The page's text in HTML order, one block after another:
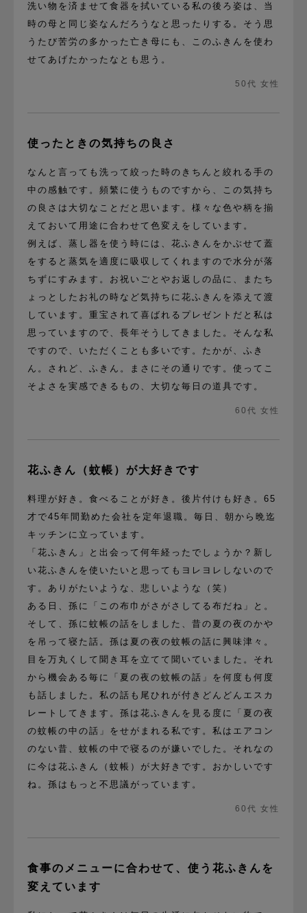
洗い物を済ませて食器を拭いている私の後ろ姿は、当
時の母と同じ姿なんだろうなと思ったりする。そう思
うたび苦労の多かった亡き母にも、このふきんを使わ
せてあげたかったなとも思う。
50代 女性
使ったときの気持ちの良さ
なんと言っても洗って絞った時のきちんと絞れる手の
中の感触です。頻繁に使うものですから、この気持ち
の良さは大切なことだと思います。様々な色や柄を揃
えておいて用途に合わせて色変えをしています。
例えば、蒸し器を使う時には、花ふきんをかぶせて蓋
をすると蒸気を適度に吸収してくれますので水分が落
ちずにすみます。お祝いごとやお返しの品に、またち
ょっとしたお礼の時など気持ちに花ふきんを添えて渡
しています。重宝されて喜ばれるプレゼントだと私は
思っていますので、長年そうしてきました。そんな私
ですので、いただくことも多いです。たかが、ふき
ん。されど、ふきん。まさにその通りです。使ってこ
そよさを実感できるもの、大切な毎日の道具です。
60代 女性
花ふきん（蚊帳）が大好きです
料理が好き。食べることが好き。後片付けも好き。65
才で45年間勤めた会社を定年退職。毎日、朝から晩迄
キッチンに立っています。
「花ふきん」と出会って何年経ったでしょうか？新し
い花ふきんを使いたいと思ってもヨレヨレしないので
す。ありがたいような、悲しいような（笑）
ある日、孫に「この布巾がさがさしてる布だね」と。
そして、孫に蚊帳の話をしました、昔の夏の夜のかや
を吊って寝た話。孫は夏の夜の蚊帳の話に興味津々。
目を万丸くして聞き耳を立てて聞いていました。それ
から機会ある毎に「夏の夜の蚊帳の話」を何度も何度
も話しました。私の話も尾ひれが付きどんどんエスカ
レートしてきます。孫は花ふきんを見る度に「夏の夜
の蚊帳の中の話」をせがまれる私です。私はエアコン
のない昔、蚊帳の中で寝るのが嫌いでした。それなの
に今は花ふきん（蚊帳）が大好きです。おかしいです
ね。孫はもっと不思議がっています。
60代 女性
食事のメニューに合わせて、使う花ふきんを
変えています